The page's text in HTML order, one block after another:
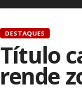
DESTAQUES
Título
rende